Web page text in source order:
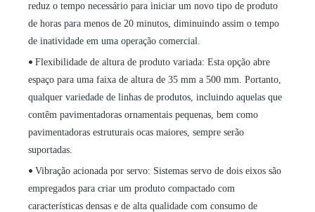
reduz o tempo necessário para iniciar um novo tipo de produto
de horas para menos de 20 minutos, diminuindo assim o tempo
de inatividade em uma operação comercial.
• Flexibilidade de altura de produto variada: Esta opção abre
espaço para uma faixa de altura de 35 mm a 500 mm. Portanto,
qualquer variedade de linhas de produtos, incluindo aquelas que
contêm pavimentadoras ornamentais pequenas, bem como
pavimentadoras estruturais ocas maiores, sempre serão
suportadas.
• Vibração acionada por servo: Sistemas servo de dois eixos são
empregados para criar um produto compactado com
características densas e de alta qualidade com consumo de